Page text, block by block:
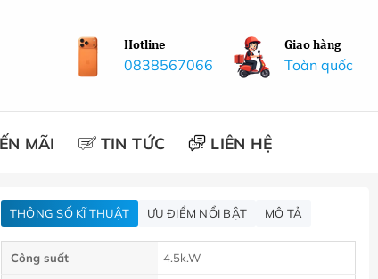
Hotline
0838567066
Giao hàng
Toàn quốc
MÃI TIN TỨC LIÊN HỆ
THÔNG SỐ KĨ THUẬT ƯU ĐIỂM NỔI BẬT MÔ TẢ
Công suất 4.5k.W